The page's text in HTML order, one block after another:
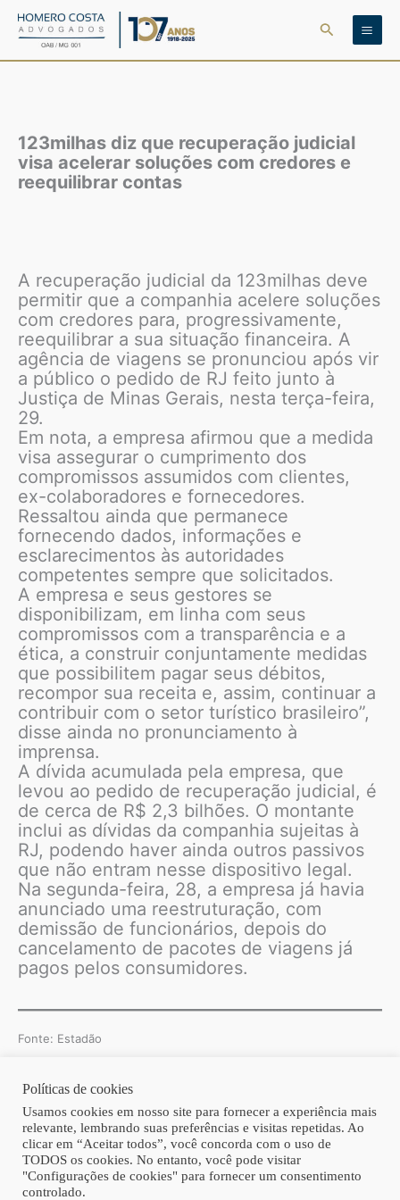
para
Pesquisar
123milhas diz que recuperação judicial
visa acelerar soluções com credores e
reequilibrar contas
A recuperação judicial da 123milhas deve
permitir que a companhia acelere soluções
com credores para, progressivamente,
reequilibrar a sua situação financeira. A
agência de viagens se pronunciou após vir
a público o pedido de RJ feito junto à
Justiça de Minas Gerais, nesta terça-feira,
29.
Em nota, a empresa afirmou que a medida
visa assegurar o cumprimento dos
compromissos assumidos com clientes,
ex-colaboradores e fornecedores.
Ressaltou ainda que permanece
fornecendo dados, informações e
esclarecimentos às autoridades
competentes sempre que solicitados.
A empresa e seus gestores se
disponibilizam, em linha com seus
compromissos com a transparência e a
ética, a construir conjuntamente medidas
que possibilitem pagar seus débitos,
recompor sua receita e, assim, continuar a
contribuir com o setor turístico brasileiro”,
disse ainda no pronunciamento à
imprensa.
A dívida acumulada pela empresa, que
levou ao pedido de recuperação judicial, é
de cerca de R$ 2,3 bilhões. O montante
inclui as dívidas da companhia sujeitas à
RJ, podendo haver ainda outros passivos
que não entram nesse dispositivo legal.
Na segunda-feira, 28, a empresa já havia
anunciado uma reestruturação, com
demissão de funcionários, depois do
cancelamento de pacotes de viagens já
pagos pelos consumidores.
Fonte: Estadão
Copyright © 2026 | Homero Costa Advogados
Políticas de cookies
Usamos cookies em nosso site para fornecer a experiência mais
relevante, lembrando suas preferências e visitas repetidas. Ao
clicar em “Aceitar todos”, você concorda com o uso de
TODOS os cookies. No entanto, você pode visitar
"Configurações de cookies" para fornecer um consentimento
controlado.